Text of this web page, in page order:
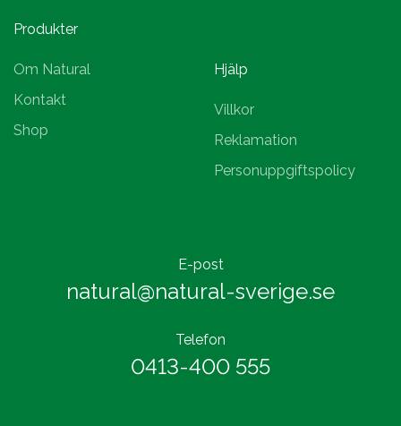
Produkter
Om Natural
Kontakt
Shop
Hjälp
Villkor
Reklamation
Personuppgiftspolicy
E-post
natural@natural-sverige.se
Telefon
0413-400 555